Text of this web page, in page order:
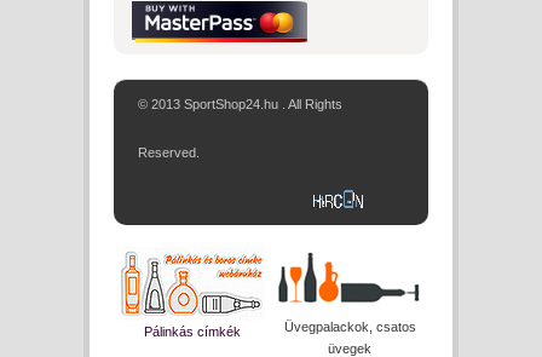
© 2013 SportShop24.hu . All Rights
Reserved.
Pálinkás címkék
Üvegpalackok, csatos
üvegek